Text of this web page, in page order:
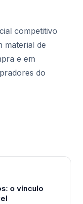
competitivo
material de
e em
do
o vínculo